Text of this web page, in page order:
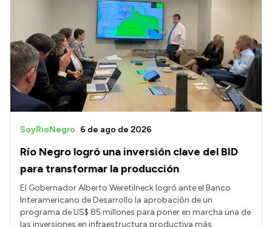
Casa de Gobierno
Acerca de Río Negro
Historia
Geografía
Invertí en Río Negro
Transparencia
Presupuesto
Boletín Oficial
Compras y licitaciones
Río Negro logró una inversión clave del BID
para transformar la producción
SoyRioNegro 6 de ago de 2026
El Gobernador Alberto Weretilneck logró ante el Banco
Interamericano de Desarrollo la aprobación de un
programa de US$ 85 millones para poner en marcha una de
las inversiones en infraestructura productiva más